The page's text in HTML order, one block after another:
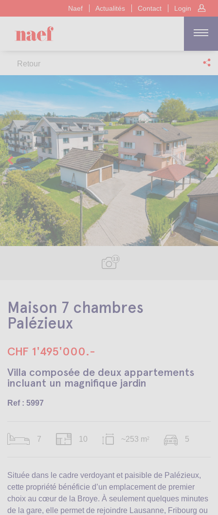
Naef Actualités Contact Login
Retour
13
Maison 7 chambres
Palézieux
CHF 1'495'000.-
Villa composée de deux appartements
incluant un magnifique jardin
Ref : 5997
7 10 ~253 m 2 5
Située dans le cadre verdoyant et paisible de Palézieux,
cette propriété bénéficie d’un emplacement de premier
choix au cœur de la Broye. À seulement quelques minutes
de la gare, elle permet de rejoindre Lausanne, Fribourg ou